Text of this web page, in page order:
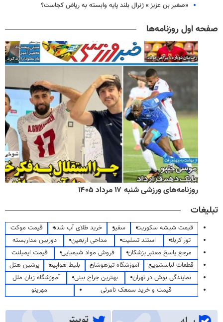
«صغیر بن عزیز » ژنرال بلند پایه وابسته به ریاض کجاست؟
صفحه اول روزنامه‌ها
روزنامه‌های ورزشی شنبه ۱۷ مرداد ۱۴۰۵
تبلیغات
قیمت شیشه سکوریت سفیر خرید طلای آب شده
قیمت موکت
تور کربلا
استند تسلیت مداحی اربعین
دوربین مداربسته
مرجع پاسخ معتبر پزشکان
فروش مواد شیمیایی
قیمت ایمپلنت
قطعات لباسشویی
آموزشگاه تیزهوشان بلیط هواپیما
پرشین هتل
نمایندگی بوش در تهران
بهترین جراح بینی
آموزشگاه زبان ملل
قیمت و خرید سمعک نامرئی
مهرینو